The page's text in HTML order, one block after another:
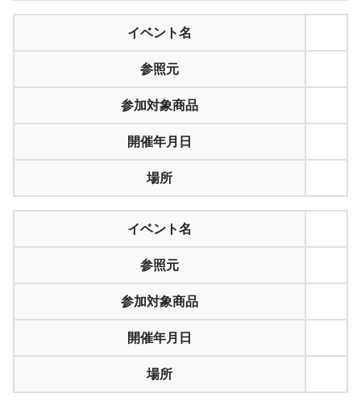
イベント名
参照元
参加対象商品
開催年月日
場所
イベント名
参照元
参加対象商品
開催年月日
場所